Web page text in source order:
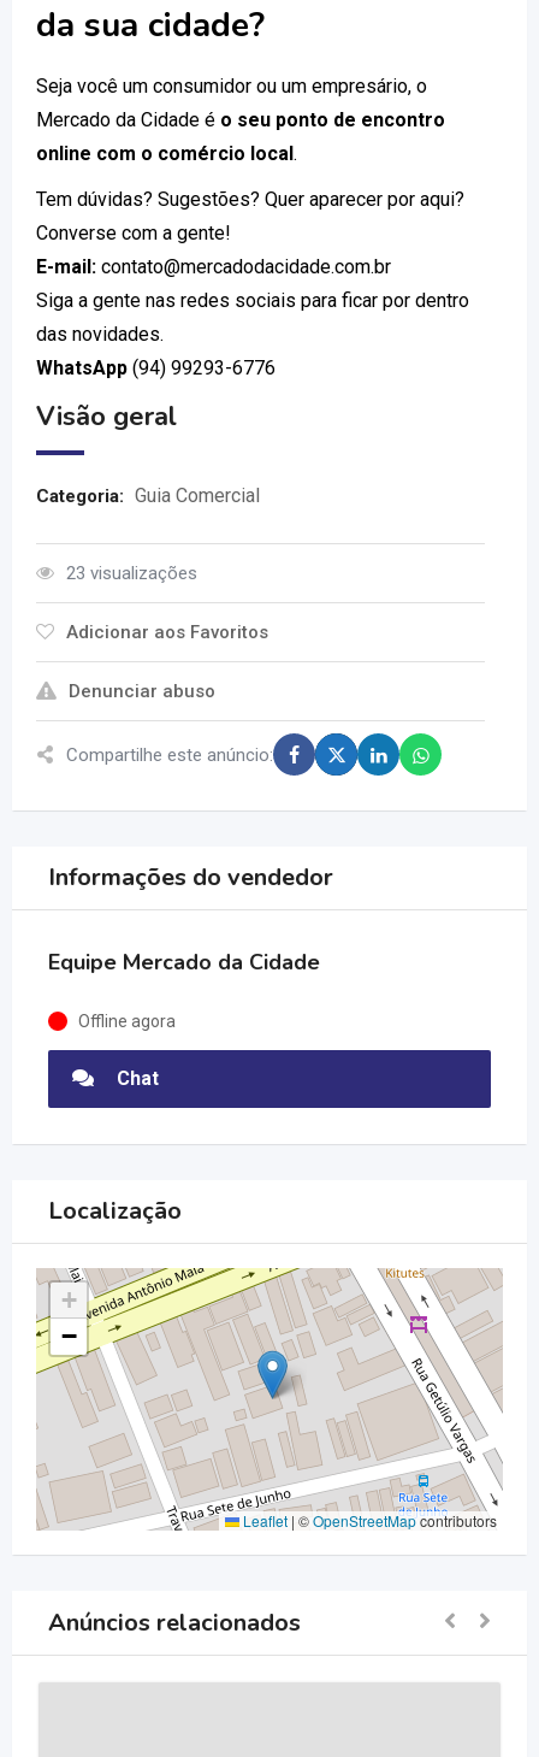
da sua cidade?
Seja você um consumidor ou um empresário, o
Mercado da Cidade é o seu ponto de encontro
online com o comércio local.
Tem dúvidas? Sugestões? Quer aparecer por aqui?
Converse com a gente!
E-mail: contato@mercadodacidade.com.br
Siga a gente nas redes sociais para ficar por dentro
das novidades.
WhatsApp (94) 99293-6776
Visão geral
Categoria: Guia Comercial
23 visualizações
Adicionar aos Favoritos
Denunciar abuso
Compartilhe este anúncio:
Informações do vendedor
Equipe Mercado da Cidade
Offline agora
Chat
Localização
+
−
Leaflet | ©OpenStreetMapcontributors
Anúncios relacionados